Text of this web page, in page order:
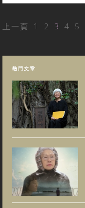
上一頁 1 2 3 4 5
熱門文章